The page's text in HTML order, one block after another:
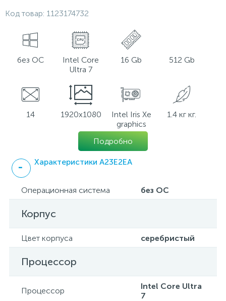
Код товар: 1123174732
без ОС
Intel Core
Ultra 7
16 Gb 512 Gb
14 1920x1080
Intel Iris Xe
graphics
1.4 кг кг.
Подробно
Характеристики A23E2EA
Операционная система без ОС
Корпус
Цвет корпуса серебристый
Процессор
Процессор
Intel Core Ultra
7